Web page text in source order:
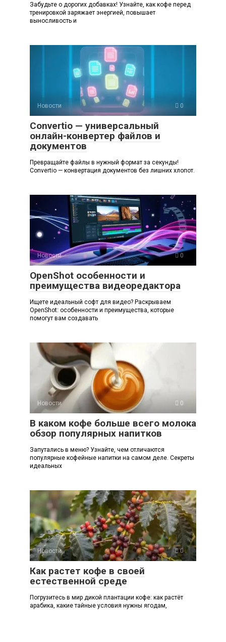
Забудьте о дорогих добавках! Узнайте, как кофе перед
тренировкой заряжает энергией, повышает
выносливость и
Новости 0
Convertio — универсальный
онлайн-конвертер файлов и
документов
Превращайте файлы в нужный формат за секунды!
Convertio — конвертация документов без лишних хлопот.
Новости 0
OpenShot особенности и
преимущества видеоредактора
Ищете идеальный софт для видео? Раскрываем
OpenShot: особенности и преимущества, которые
помогут вам создавать
Новости 0
В каком кофе больше всего молока
обзор популярных напитков
Запутались в меню? Узнайте, чем отличаются
популярные кофейные напитки на самом деле. Секреты
идеальных
Новости 0
Как растет кофе в своей
естественной среде
Погрузитесь в мир дикой плантации кофе: как растёт
арабика, какие тайные условия нужны ягодам,